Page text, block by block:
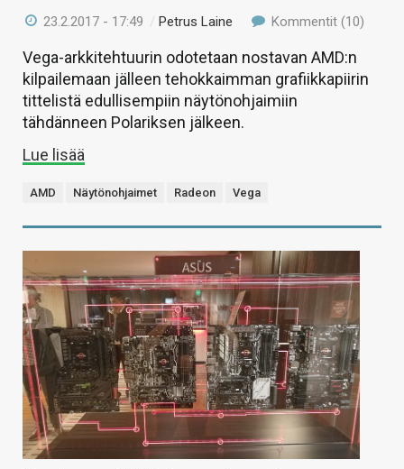
23.2.2017 - 17:49 /Petrus Laine Kommentit (10)
Vega-arkkitehtuurin odotetaan nostavan AMD:n
kilpailemaan jälleen tehokkaimman grafiikkapiirin
tittelistä edullisempiin näytönohjaimiin
tähdänneen Polariksen jälkeen.
Lue lisää
AMD Näytönohjaimet Radeon Vega